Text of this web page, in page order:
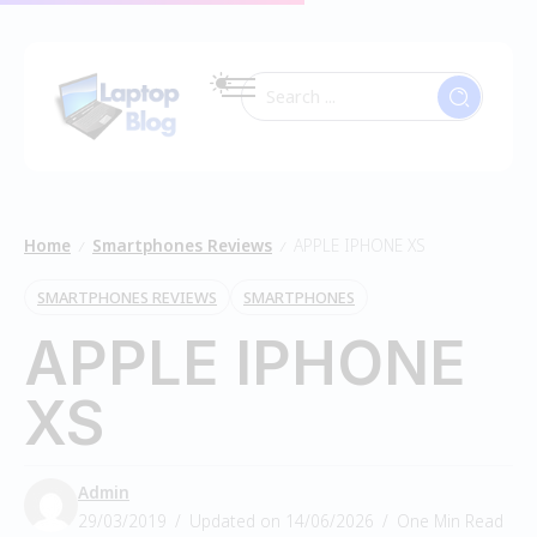
Home Smartphones Reviews APPLE IPHONE XS
SMARTPHONES REVIEWS SMARTPHONES
APPLE IPHONE
XS
Admin
29/03/2019
Updated on 14/06/2026 One Min Read